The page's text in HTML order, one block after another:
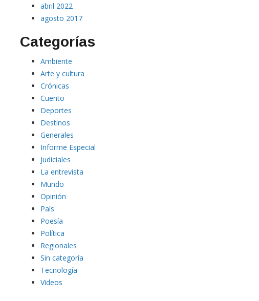
abril 2022
agosto 2017
Categorías
Ambiente
Arte y cultura
Crónicas
Cuento
Deportes
Destinos
Generales
Informe Especial
Judiciales
La entrevista
Mundo
Opinión
País
Poesía
Política
Regionales
Sin categoría
Tecnología
Videos